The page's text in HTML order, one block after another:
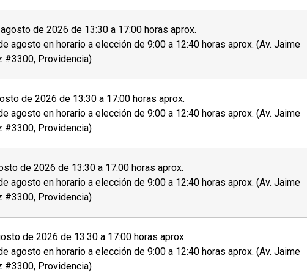
de postulación que se encuentra al costado
documentos al momento de la postulación o
lados.
adecuadas, invitamos apersonas con
u otra, a dar aviso de esto durante el
o aceptado en el programa se debe
.
de 2026 de 13:30 a 17:00 horas aprox.
agosto en horario a elección de 9:00 a 12:40 horas aprox. (Av. Jaime
#3300, Providencia)
de 2026 de 13:30 a 17:00 horas aprox.
agosto en horario a elección de 9:00 a 12:40 horas aprox. (Av. Jaime
#3300, Providencia)
de 2026 de 13:30 a 17:00 horas aprox.
agosto en horario a elección de 9:00 a 12:40 horas aprox. (Av. Jaime
#3300, Providencia)
de 2026 de 13:30 a 17:00 horas aprox.
agosto en horario a elección de 9:00 a 12:40 horas aprox. (Av. Jaime
#3300, Providencia)